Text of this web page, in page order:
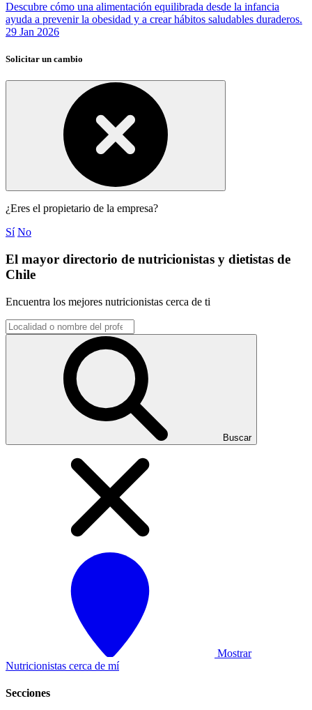
Descubre cómo una alimentación equilibrada desde la infancia
ayuda a prevenir la obesidad y a crear hábitos saludables duraderos.
29 Jan 2026
Solicitar un cambio
¿Eres el propietario de la empresa?
Sí No
El mayor directorio de nutricionistas y dietistas de
Chile
Encuentra los mejores nutricionistas cerca de ti
Buscar
Mostrar
Nutricionistas cerca de mí
Secciones